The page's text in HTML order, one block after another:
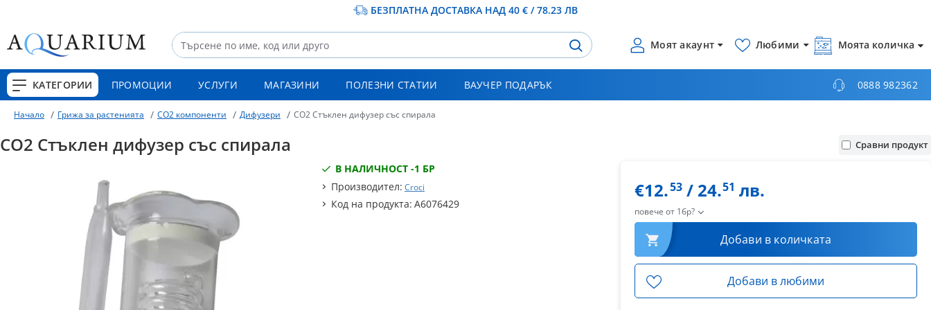
БЕЗПЛАТНА ДОСТАВКА НАД 40 € / 78.23 ЛВ
Моят акаунт Любими Моята количка
КАТЕГОРИИ ПРОМОЦИИ УСЛУГИ МАГАЗИНИ ПОЛЕЗНИ СТАТИИ ВАУЧЕР ПОДАРЪК 0888 982362
Начало Грижа за растенията CO2 компоненти Дифузери CO2 Стъклен дифузер със спирала
CO2 Стъклен дифузер със спирала Сравни продукт
В НАЛИЧНОСТ -1 БР
Производител: Croci
Код на продукта: A6076429
€12.53/ 24.51 лв.
повече от 1бр?
Добави в количката
Добави в любими